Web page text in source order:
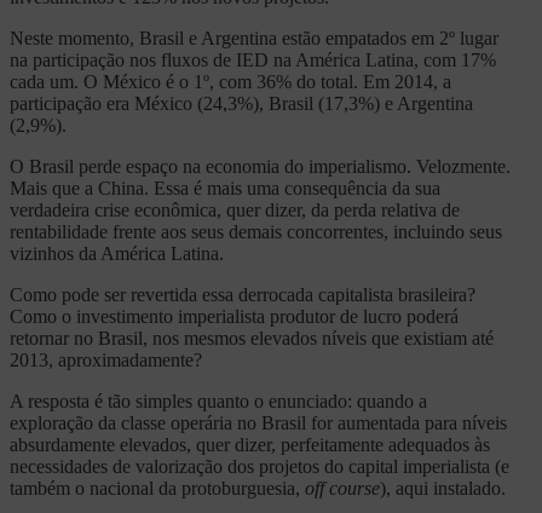
Neste momento, Brasil e Argentina estão empatados em 2º lugar
na participação nos fluxos de IED na América Latina, com 17%
cada um. O México é o 1º, com 36% do total. Em 2014, a
participação era México (24,3%), Brasil (17,3%) e Argentina
(2,9%).
O Brasil perde espaço na economia do imperialismo. Velozmente.
Mais que a China. Essa é mais uma consequência da sua
verdadeira crise econômica, quer dizer, da perda relativa de
rentabilidade frente aos seus demais concorrentes, incluindo seus
vizinhos da América Latina.
Como pode ser revertida essa derrocada capitalista brasileira?
Como o investimento imperialista produtor de lucro poderá
retornar no Brasil, nos mesmos elevados níveis que existiam até
2013, aproximadamente?
A resposta é tão simples quanto o enunciado: quando a
exploração da classe operária no Brasil for aumentada para níveis
absurdamente elevados, quer dizer, perfeitamente adequados às
necessidades de valorização dos projetos do capital imperialista (e
também o nacional da protoburguesia, off course), aqui instalado.